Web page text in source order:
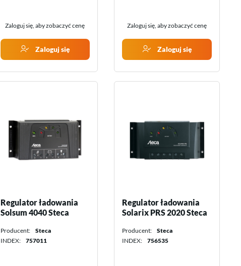
Zaloguj się, aby zobaczyć cenę
Zaloguj się
Zaloguj się, aby zobaczyć cenę
Zaloguj się
Regulator ładowania
Solsum 4040 Steca
Producent:
Steca
INDEX:
757011
Regulator ładowania
Solarix PRS 2020 Steca
Producent:
Steca
INDEX:
756535